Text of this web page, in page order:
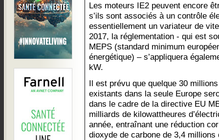
Les moteurs IE2 peuvent encore
s’ils sont associés à un contrôle
essentiellement un variateur de
2017, la réglementation - qui est
MEPS (standard minimum
énergétique) – s’appliquera
kW.
Il est prévu que quelque 30
existants dans la seule Europe
dans le cadre de la directive EU
milliards de kilowattheures
année, entraînant une réduction
dioxyde de carbone de 3,4 millions